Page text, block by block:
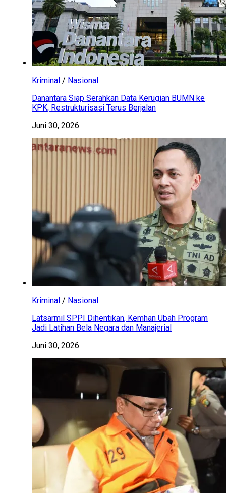
Kriminal / Nasional
Danantara Siap Serahkan Data Kerugian BUMN ke
KPK, Restrukturisasi Terus Berjalan
Juni 30, 2026
Kriminal / Nasional
Latsarmil SPPI Dihentikan, Kemhan Ubah Program
Jadi Latihan Bela Negara dan Manajerial
Juni 30, 2026